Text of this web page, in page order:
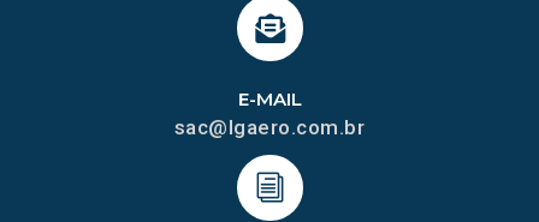
E-MAIL
sac@lgaero.com.br